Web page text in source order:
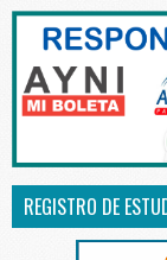
REGISTRO DE